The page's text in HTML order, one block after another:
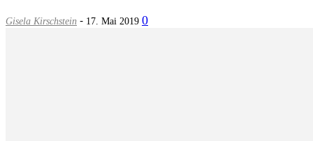
Gisela Kirschstein - 17. Mai 2019 0